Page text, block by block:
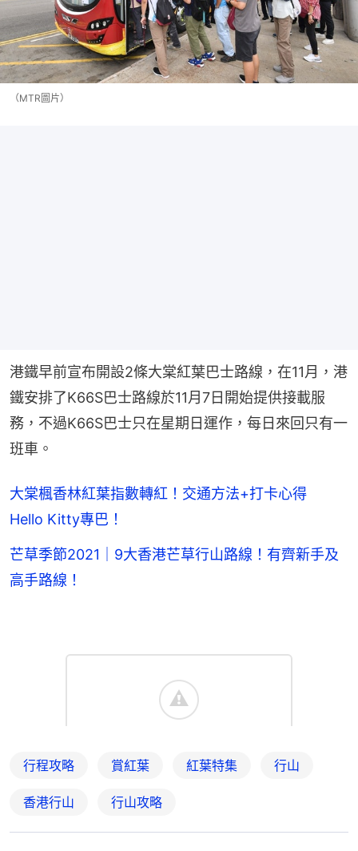
（MTR圖片）
港鐵早前宣布開設2條大棠紅葉巴士路線，在11月，港
鐵安排了K66S巴士路線於11月7日開始提供接載服
務，不過K66S巴士只在星期日運作，每日來回只有一
班車。
大棠楓香林紅葉指數轉紅！交通方法+打卡心得
Hello Kitty專巴！
芒草季節2021｜9大香港芒草行山路線！有齊新手及
高手路線！
行程攻略 賞紅葉 紅葉特集 行山
香港行山 行山攻略